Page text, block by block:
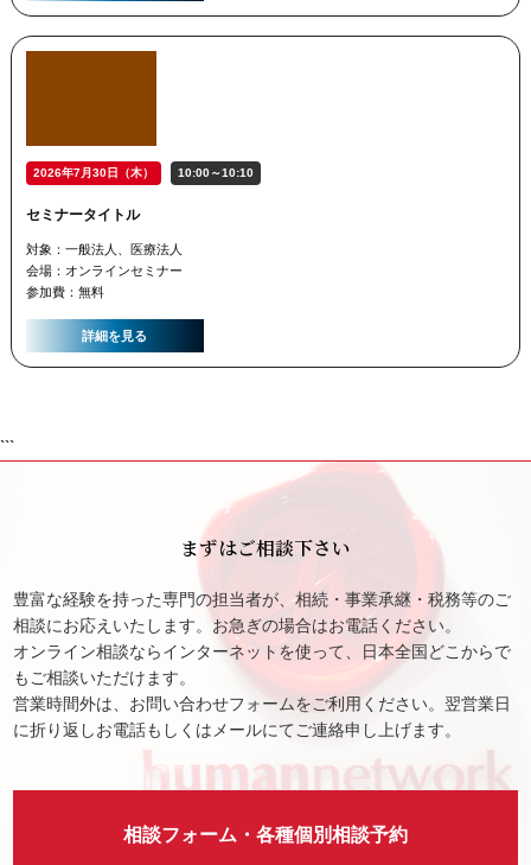
2026年7月30日（木） 10:00～10:10
セミナータイトル
対象：一般法人、医療法人
会場：オンラインセミナー
参加費：無料
詳細を見る
```
まずはご相談下さい
豊富な経験を持った専門の担当者が、相続・事業承継・税務等のご
相談にお応えいたします。お急ぎの場合はお電話ください。
オンライン相談ならインターネットを使って、日本全国どこからで
もご相談いただけます。
営業時間外は、お問い合わせフォームをご利用ください。翌営業日
に折り返しお電話もしくはメールにてご連絡申し上げます。
相談フォーム・各種個別相談予約